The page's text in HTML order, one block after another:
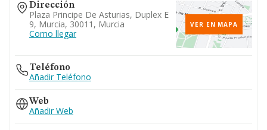
Dirección
Plaza Principe De Asturias, Duplex E
9, Murcia, 30011, Murcia
Como llegar
VER EN MAPA
Teléfono
Añadir Teléfono
Web
Añadir Web